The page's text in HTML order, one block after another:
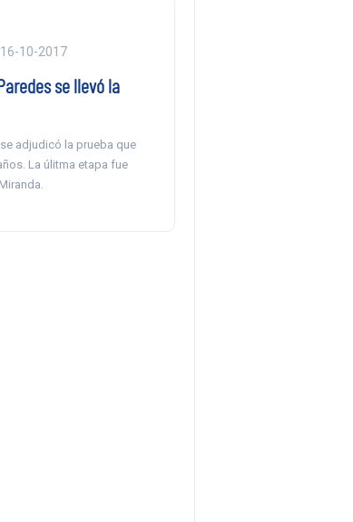
16-10-2017
se llevó la
adjudicó la prueba que
La úlitma etapa fue